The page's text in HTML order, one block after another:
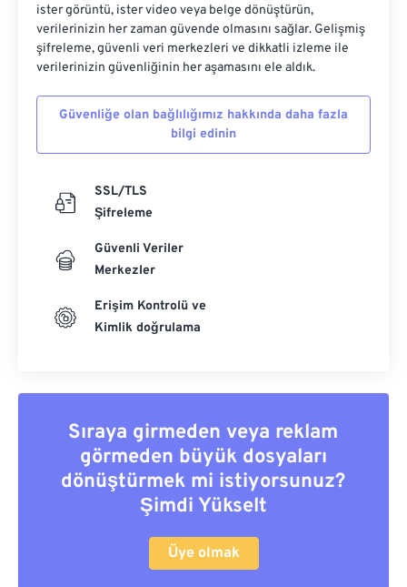
ister görüntü, ister video veya belge dönüştürün,
verilerinizin her zaman güvende olmasını sağlar. Gelişmiş
şifreleme, güvenli veri merkezleri ve dikkatli izleme ile
verilerinizin güvenliğinin her aşamasını ele aldık.
Güvenliğe olan bağlılığımız hakkında daha fazla
bilgi edinin
SSL/TLS
Şifreleme
Güvenli Veriler
Merkezler
Erişim Kontrolü ve
Kimlik doğrulama
Sıraya girmeden veya reklam
görmeden büyük dosyaları
dönüştürmek mi istiyorsunuz?
Şimdi Yükselt
Üye olmak